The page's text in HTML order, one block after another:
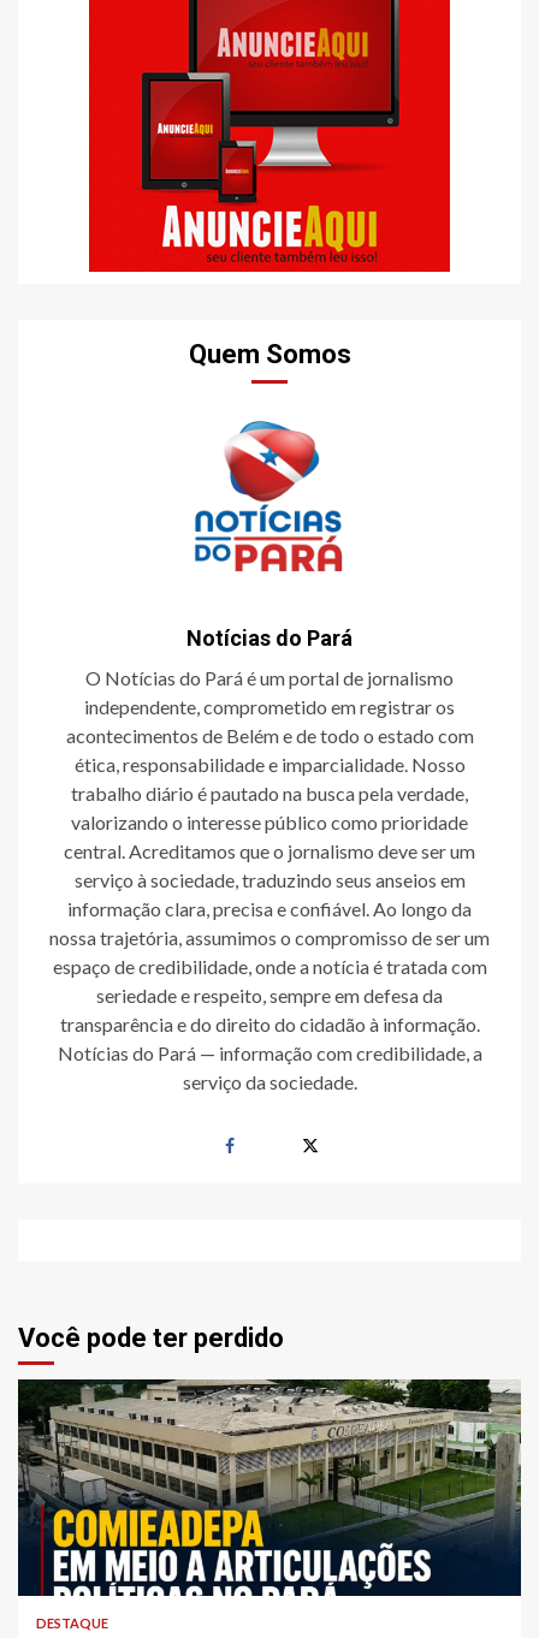
Quem Somos
Notícias do Pará
O Notícias do Pará é um portal de jornalismo
independente, comprometido em registrar os
acontecimentos de Belém e de todo o estado com
ética, responsabilidade e imparcialidade. Nosso
trabalho diário é pautado na busca pela verdade,
valorizando o interesse público como prioridade
central. Acreditamos que o jornalismo deve ser um
serviço à sociedade, traduzindo seus anseios em
informação clara, precisa e confiável. Ao longo da
nossa trajetória, assumimos o compromisso de ser um
espaço de credibilidade, onde a notícia é tratada com
seriedade e respeito, sempre em defesa da
transparência e do direito do cidadão à informação.
Notícias do Pará — informação com credibilidade, a
serviço da sociedade.
Você pode ter perdido
DESTAQUE